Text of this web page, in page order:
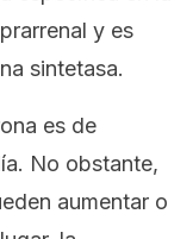
y es
sintetasa.
es de
No obstante,
aumentar o